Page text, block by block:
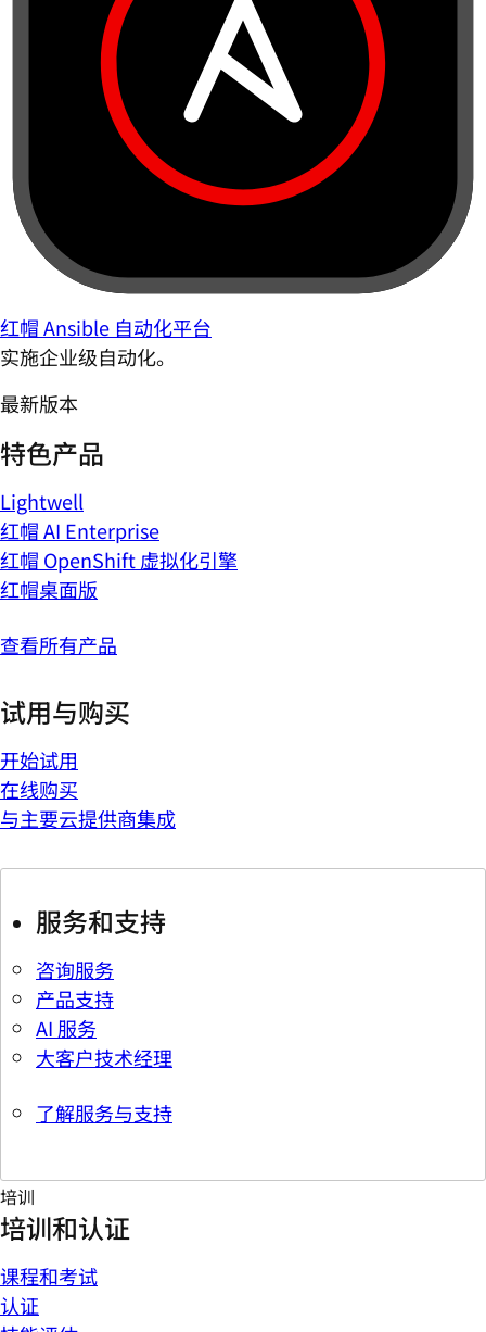
红帽 Ansible 自动化平台
实施企业级自动化。
最新版本
特色产品
Lightwell
红帽 AI Enterprise
红帽 OpenShift 虚拟化引擎
红帽桌面版
查看所有产品
试用与购买
开始试用
在线购买
与主要云提供商集成
服务和支持
咨询服务
产品支持
AI 服务
大客户技术经理
了解服务与支持
培训
培训和认证
课程和考试
认证